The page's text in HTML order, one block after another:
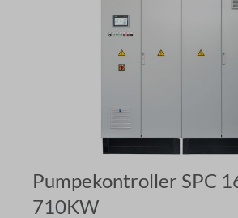
Pumpekontroller SPC
710KW